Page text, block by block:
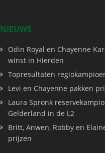
NIEUWS
Odin Royal en Chayenne
winst in Hierden
Topresultaten
Levi en Chayenne pakken
Laura Spronk
Gelderland in de L2
Britt, Anwen, Robby en
prijzen